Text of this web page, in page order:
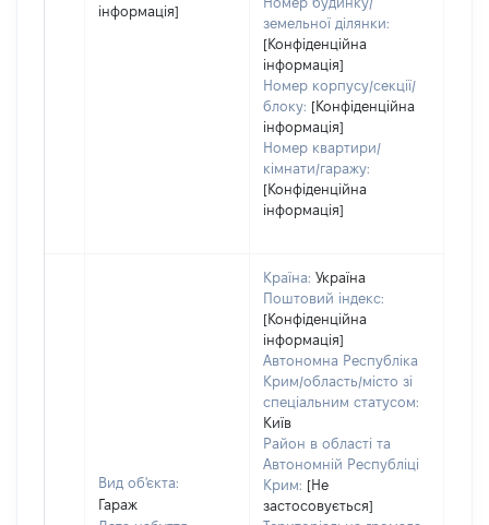
інформація]
земельної ділянки:
[Конфіденційна
інформація]
Номер корпусу/секції/
блоку: [Конфіденційна
інформація]
Номер квартири/
кімнати/гаражу:
[Конфіденційна
інформація]
Вид об'єкта:
Гараж
Країна: Україна
Поштовий індекс:
[Конфіденційна
інформація]
Автономна Республіка
Крим/область/місто зі
спеціальним статусом:
Київ
Район в області та
Автономній Республіці
Крим: [Не
застосовується]